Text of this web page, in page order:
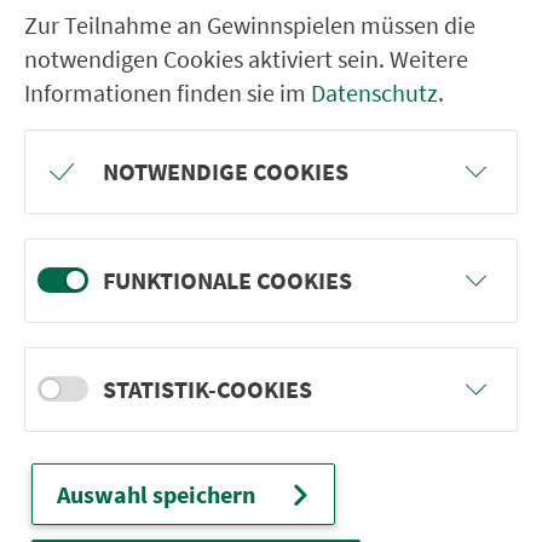
Ver­kehrs­ver­bund Groß­raum
Nürn­berg
22.000 Qua­drat­ki­lo­me­ter. 130 Ver­kehrs­un­
ter­neh­men. 1.100 Linien. Eine Fahr­kar­te.
Abfahrten
Tickets & Preise
Fahr­plan­ände­rungen
Wir sind für Sie da:
Zur Teilnahme an Gewinnspielen müssen die
notwendigen Cookies aktiviert sein. Weitere
Informationen finden sie im Datenschutz.
NOTWENDIGE COOKIES
FUNKTIONALE COOKIES
STATISTIK-COOKIES
Auswahl speichern